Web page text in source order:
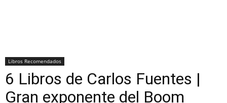
Libros Recomendados
6 Libros de Carlos Fuentes |
Gran exponente del Boom